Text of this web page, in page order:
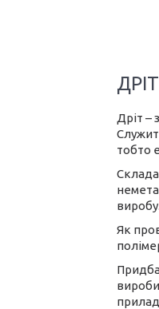
Дріт –
тобто
Як